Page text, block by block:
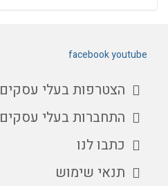
facebookyoutube
הצטרפות בעלי עסקים
התחברות בעלי עסקים
כתבו לנו
תנאי שימוש